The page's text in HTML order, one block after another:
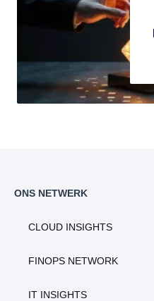
ONS NETWERK
CLOUD INSIGHTS
FINOPS NETWORK
IT INSIGHTS